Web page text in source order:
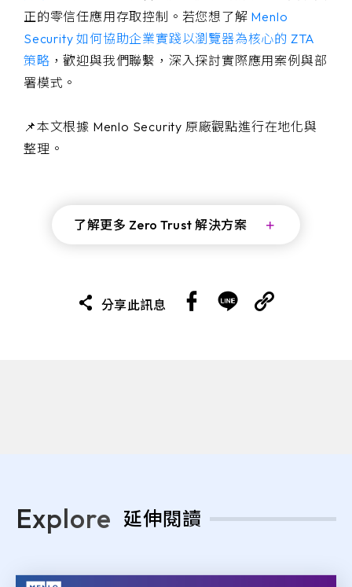
正的零信任應用存取控制。若您想了解 Menlo
Security 如何協助企業實踐以瀏覽器為核心的 ZTA
策略 ，歡迎與我們聯繫，深入探討實際應用案例與部
署模式。
📌本文根據 Menlo Security 原廠觀點進行在地化與
整理。
了解更多 Zero Trust 解決方案
分享此訊息
Explore 延伸閱讀